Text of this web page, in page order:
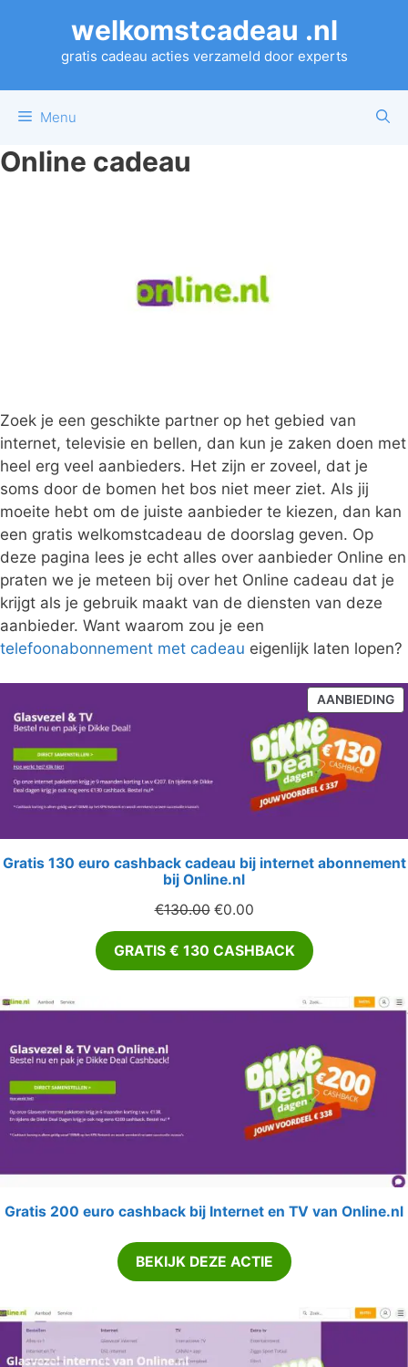
welkomstcadeau .nl
gratis cadeau acties verzameld door experts
Menu
Online cadeau
Zoek je een geschikte partner op het gebied van
internet, televisie en bellen, dan kun je zaken doen met
heel erg veel aanbieders. Het zijn er zoveel, dat je
soms door de bomen het bos niet meer ziet. Als jij
moeite hebt om de juiste aanbieder te kiezen, dan kan
een gratis welkomstcadeau de doorslag geven. Op
deze pagina lees je echt alles over aanbieder Online en
praten we je meteen bij over het Online cadeau dat je
krijgt als je gebruik maakt van de diensten van deze
aanbieder. Want waarom zou je een
telefoonabonnement met cadeau eigenlijk laten lopen?
AANBIEDING
IN
Gratis 130 euro cashback cadeau bij internet abonnement
bij Online.nl
€130.00 Oorspronkelijke
prijs
was:
€130.00.
€0.00Huidige
prijs
is:
€0.00.
GRATIS € 130 CASHBACK
Gratis 200 euro cashback bij Internet en TV van Online.nl
BEKIJK DEZE ACTIE